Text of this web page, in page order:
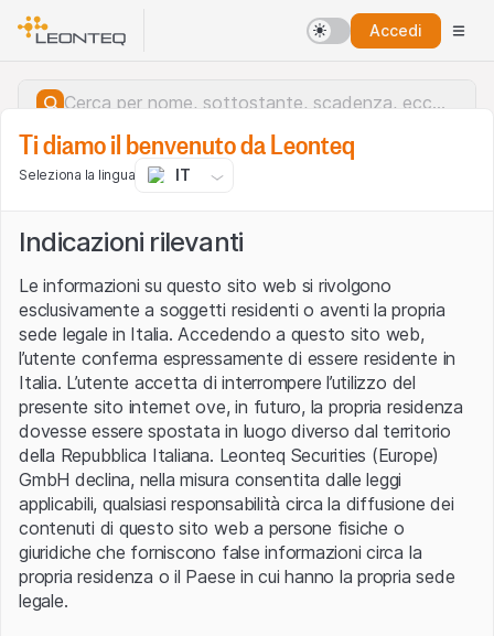
Accedi
Errore del server.
Ti diamo il benvenuto da Leonteq
Seleziona la lingua IT
Indicazioni rilevanti
Le informazioni su questo sito web si rivolgono
esclusivamente a soggetti residenti o aventi la propria
sede legale in Italia. Accedendo a questo sito web,
l’utente conferma espressamente di essere residente in
Italia. L’utente accetta di interrompere l’utilizzo del
presente sito internet ove, in futuro, la propria residenza
dovesse essere spostata in luogo diverso dal territorio
della Repubblica Italiana. Leonteq Securities (Europe)
GmbH declina, nella misura consentita dalle leggi
applicabili, qualsiasi responsabilità circa la diffusione dei
contenuti di questo sito web a persone fisiche o
giuridiche che forniscono false informazioni circa la
propria residenza o il Paese in cui hanno la propria sede
legale.